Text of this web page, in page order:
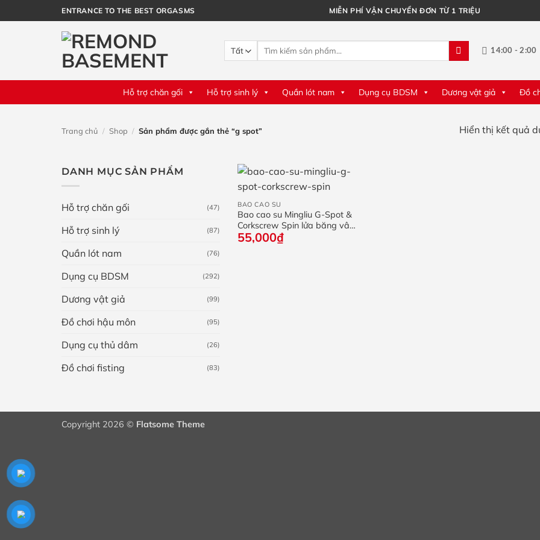
qua
ENTRANCE TO THE BEST ORGASMS MIỄN PHÍ VẬN CHUYỂN ĐƠN TỪ 1 TRIỆU
Tìm
14:00 - 2:00
Hỗ trợ chăn gối Hỗ trợ sinh lý Quần lót nam Dụng cụ BDSM Dương vật giả Đồ
Trang chủ / Shop / Sản phẩm được gắn thẻ “g spot” Hiển thị kết quả
DANH MỤC SẢN PHẨM
Hỗ trợ chăn gối (47)
Hỗ trợ sinh lý (87)
Quần lót nam (76)
Dụng cụ BDSM (292)
Dương vật giả (99)
Đồ chơi hậu môn (95)
Dụng cụ thủ dâm (26)
Đồ chơi fisting (83)
+
BAO CAO SU
Bao cao su Mingliu G-Spot &
Corkscrew Spin lửa băng vân
hạt – hộp 3 cái / 10 cái
55,000₫
Copyright 2026 © Flatsome Theme